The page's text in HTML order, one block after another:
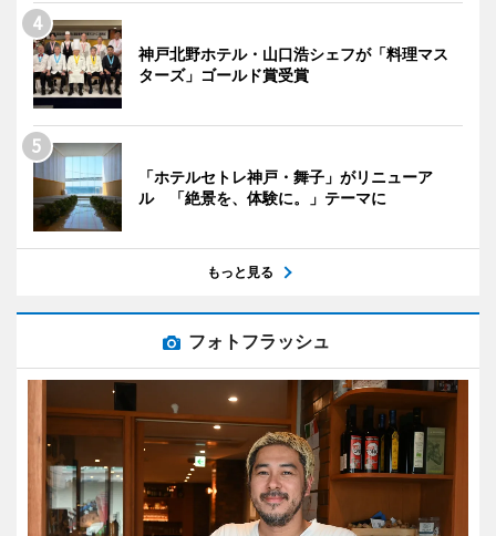
神戸北野ホテル・山口浩シェフが「料理マス
ターズ」ゴールド賞受賞
「ホテルセトレ神戸・舞子」がリニューア
ル 「絶景を、体験に。」テーマに
もっと見る
フォトフラッシュ